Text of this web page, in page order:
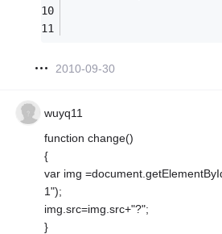
2010-09-30
wuyq11
function change()
{
var img
1");
img.src=img.src+"?";
}